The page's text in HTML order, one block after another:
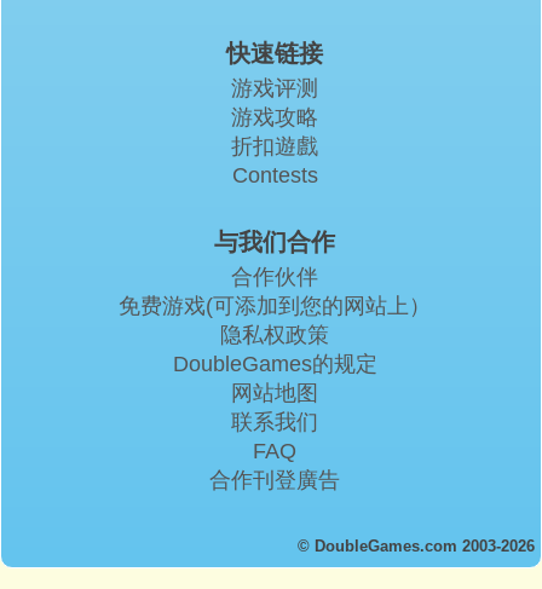
快速链接
游戏评测
游戏攻略
折扣遊戲
Contests
与我们合作
合作伙伴
免费游戏(可添加到您的网站上）
隐私权政策
DoubleGames的规定
网站地图
联系我们
FAQ
合作刊登廣告
© DoubleGames.com 2003-2026